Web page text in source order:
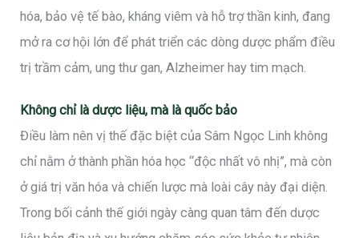
hóa, bảo vệ tế bào, kháng viêm và hỗ trợ thần kinh, đang
mở ra cơ hội lớn để phát triển các dòng dược phẩm điều
trị trầm cảm, ung thư gan, Alzheimer hay tim mạch.
Không chỉ là dược liệu, mà là quốc bảo
Điều làm nên vị thế đặc biệt của Sâm Ngọc Linh không
chỉ nằm ở thành phần hóa học “độc nhất vô nhị”, mà còn
ở giá trị văn hóa và chiến lược mà loài cây này đại diện.
Trong bối cảnh thế giới ngày càng quan tâm đến dược